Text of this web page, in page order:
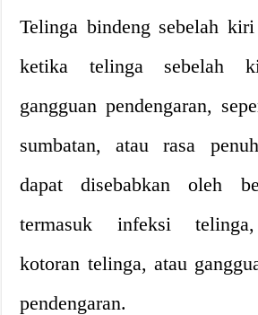
Telinga bindeng sebelah
ketika telinga sebelah
gangguan pendengaran,
sumbatan, atau rasa
dapat disebabkan oleh
termasuk infeksi telinga,
kotoran telinga, atau
pendengaran.